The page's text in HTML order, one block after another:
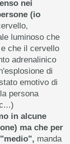
nei
(io
luminoso che
e che il cervello
adrenalinico
di
emotivo di
persona
in alcune
ma che per
manda